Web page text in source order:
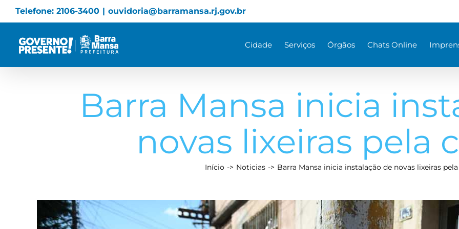
Skip
to
content
Telefone: 2106-3400 | ouvidoria@barramansa.rj.gov.br
Cidade Serviços Órgãos Chats Online
Barra Mansa inicia
novas lixeiras pela
Início Noticias Barra Mansa inicia instalação de novas lixeiras
Larger